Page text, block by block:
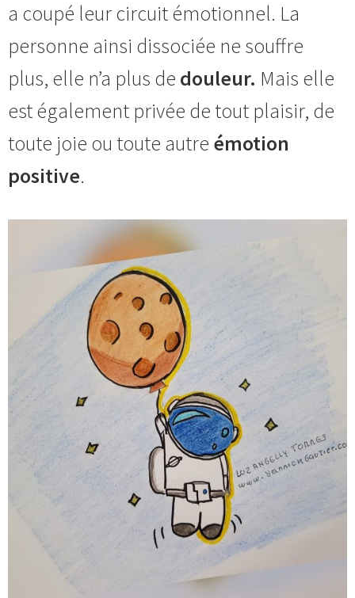
a coupé leur circuit émotionnel. La
personne ainsi dissociée ne souffre
plus, elle n’a plus de douleur. Mais elle
est également privée de tout plaisir, de
toute joie ou toute autre émotion
positive.